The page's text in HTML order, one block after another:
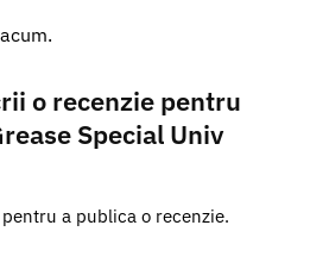
o recenzie pentru
Special Univ
pentru a publica o recenzie.